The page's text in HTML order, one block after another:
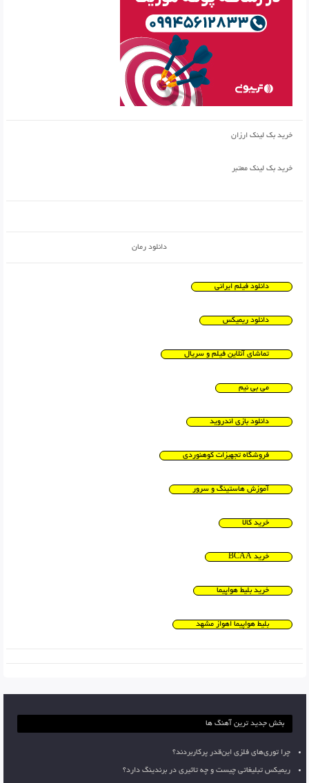
خرید بک لینک ارزان
خرید بک لینک معتبر
دانلود رمان
دانلود فیلم ایرانی
دانلود ریمیکس
تماشای آنلاین فیلم و سریال
می بی نیم
دانلود بازی اندروید
فروشگاه تجهیزات کوهنوردی
آموزش هاستینگ و سرور
خرید کالا
خرید BCAA
خرید بلیط هواپیما
بلیط هواپیما اهواز مشهد
بخش جدید ترین آهنگ ها
چرا توری‌های فلزی این‌قدر پرکاربردند؟
ریمیکس تبلیغاتی چیست و چه تاثیری در برندینگ دارد؟